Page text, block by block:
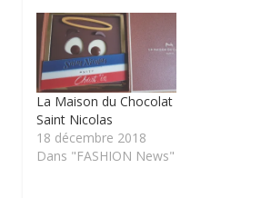
La Maison du Chocolat
Saint Nicolas
18 décembre 2018
Dans "FASHION News"